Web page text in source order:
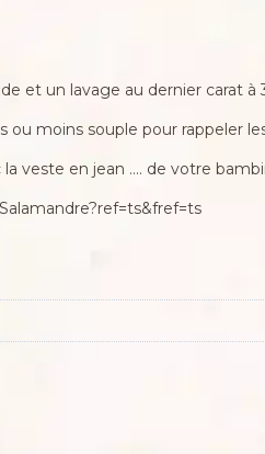
et un lavage au dernier carat à
moins souple pour rappeler
veste en jean …. de votre